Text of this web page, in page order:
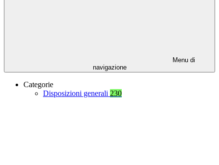
Menu di
navigazione
Categorie
Disposizioni generali 230